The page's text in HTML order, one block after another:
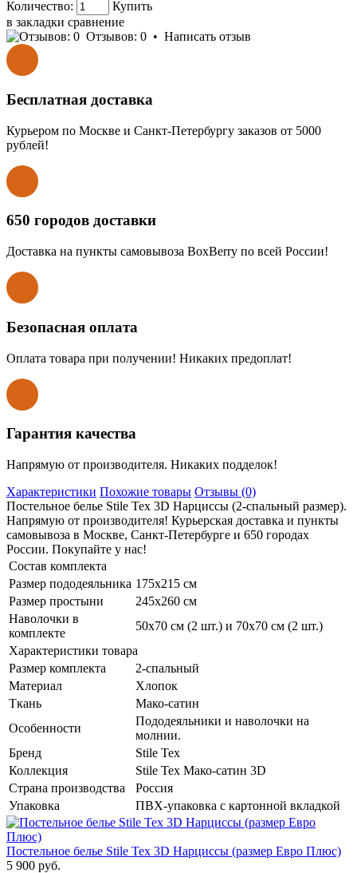
Количество:
Купить
в закладки сравнение
Отзывов: 0 • Написать отзыв
Бесплатная доставка
Курьером по Москве и Санкт-Петербургу заказов от 5000
рублей!
650 городов доставки
Доставка на пункты самовывоза BoxBerry по всей России!
Безопасная оплата
Оплата товара при получении! Никаких предоплат!
Гарантия качества
Напрямую от производителя. Никаких подделок!
Характеристики Похожие товары Отзывы (0)
Постельное белье Stile Tex 3D Нарциссы (2-спальный размер).
Напрямую от производителя! Курьерская доставка и пункты
самовывоза в Москве, Санкт-Петербурге и 650 городах
России. Покупайте у нас!
Состав комплекта
Размер пододеяльника 175х215 см
Размер простыни
245х260 см
Наволочки в
комплекте
50х70 см (2 шт.) и 70х70 см (2 шт.)
Характеристики товара
Размер комплекта
2-спальный
Материал
Хлопок
Ткань
Мако-сатин
Особенности
Пододеяльники и наволочки на
молнии.
Бренд
Stile Tex
Коллекция
Stile Tex Мако-сатин 3D
Страна производства
Россия
Упаковка
ПВХ-упаковка с картонной вкладкой
Постельное белье Stile Tex 3D Нарциссы (размер Евро Плюс)
5 900 руб.